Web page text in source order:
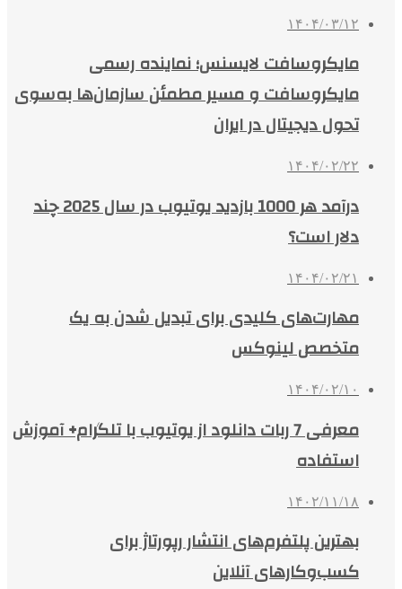
۱۴۰۴/۰۳/۱۲
مایکروسافت لایسنس؛ نماینده رسمی
مایکروسافت و مسیر مطمئن سازمان‌ها به‌سوی
تحول دیجیتال در ایران
۱۴۰۴/۰۲/۲۲
درآمد هر 1000 بازدید یوتیوب در سال 2025 چند
دلار است؟
۱۴۰۴/۰۲/۲۱
مهارت‌های کلیدی برای تبدیل شدن به یک
متخصص لینوکس
۱۴۰۴/۰۲/۱۰
معرفی 7 ربات دانلود از یوتیوب با تلگرام+ آموزش
استفاده
۱۴۰۲/۱۱/۱۸
بهترین پلتفرم‌های انتشار رپورتاژ برای
کسب‌وکارهای آنلاین